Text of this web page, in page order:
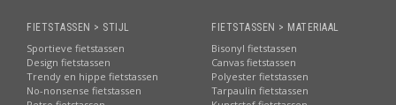
FIETSTASSEN > STIJL
Sportieve fietstassen
Design fietstassen
Trendy en hippe fietstassen
No-nonsense fietstassen
FIETSTASSEN > MATERIAAL
Bisonyl fietstassen
Canvas fietstassen
Polyester fietstassen
Tarpaulin fietstassen